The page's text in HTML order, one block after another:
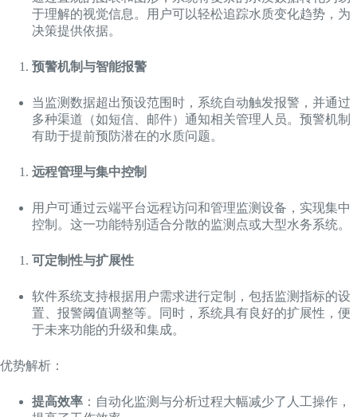
于理解的视觉信息。用户可以轻松追踪水质变化趋势，为
决策提供依据。
预警机制与智能报警
当监测数据超出预设范围时，系统自动触发报警，并通过
多种渠道（如短信、邮件）通知相关管理人员。预警机制
有助于提前预防潜在的水质问题。
远程管理与集中控制
用户可通过云端平台远程访问和管理监测设备，实现集中
控制。这一功能特别适合分散的监测点或大型水务系统。
可定制性与扩展性
软件系统支持根据用户需求进行定制，包括监测指标的设
置、报警阈值调整等。同时，系统具有良好的扩展性，便
于未来功能的升级和集成。
优势解析：
提高效率 ：自动化监测与分析过程大幅减少了人工操作，